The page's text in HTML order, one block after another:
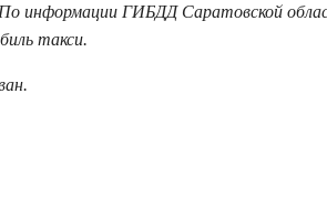
По информации ГИБДД Саратовской
такси.